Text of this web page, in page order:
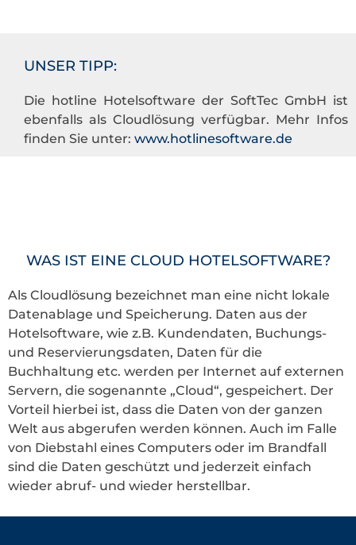
UNSER TIPP:
Die hotline Hotelsoftware der SoftTec GmbH ist
ebenfalls als Cloudlösung verfügbar. Mehr Infos
finden Sie unter: www.hotlinesoftware.de
WAS IST EINE CLOUD HOTELSOFTWARE?
Als Cloudlösung bezeichnet man eine nicht lokale
Datenablage und Speicherung. Daten aus der
Hotelsoftware, wie z.B. Kundendaten, Buchungs-
und Reservierungsdaten, Daten für die
Buchhaltung etc. werden per Internet auf externen
Servern, die sogenannte „Cloud“, gespeichert. Der
Vorteil hierbei ist, dass die Daten von der ganzen
Welt aus abgerufen werden können. Auch im Falle
von Diebstahl eines Computers oder im Brandfall
sind die Daten geschützt und jederzeit einfach
wieder abruf- und wieder herstellbar.